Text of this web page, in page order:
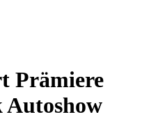
Prämiere
Autoshow